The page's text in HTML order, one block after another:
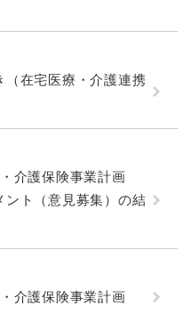
（在宅医療・介護連携
介護保険事業計画
ント（意見募集）の結
介護保険事業計画